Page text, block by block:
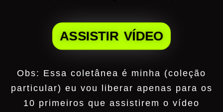
ASSISTIR VÍDEO
Obs: Essa coletânea é minha (coleção
particular) eu vou liberar apenas para os
10 primeiros que assistirem o vídeo